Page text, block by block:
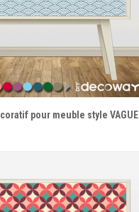
pour meuble style VAGUE